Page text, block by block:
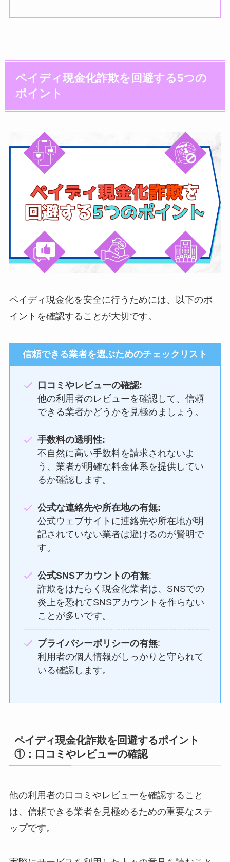
ペイディ現金化詐欺を回避する5つの
ポイント
ペイディ現金化を安全に行うためには、以下のポ
イントを確認することが大切です。
信頼できる業者を選ぶためのチェックリスト
口コミやレビューの確認:
他の利用者のレビューを確認して、信頼
できる業者かどうかを見極めましょう。
手数料の透明性:
不自然に高い手数料を請求されないよ
う、業者が明確な料金体系を提供してい
るか確認します。
公式な連絡先や所在地の有無:
公式ウェブサイトに連絡先や所在地が明
記されていない業者は避けるのが賢明で
す。
公式SNSアカウントの有無:
詐欺をはたらく現金化業者は、SNSでの
炎上を恐れてSNSアカウントを作らない
ことが多いです。
プライバシーポリシーの有無:
利用者の個人情報がしっかりと守られて
いる確認します。
ペイディ現金化詐欺を回避するポイント
①：口コミやレビューの確認
他の利用者の口コミやレビューを確認すること
は、信頼できる業者を見極めるための重要なステ
ップです。